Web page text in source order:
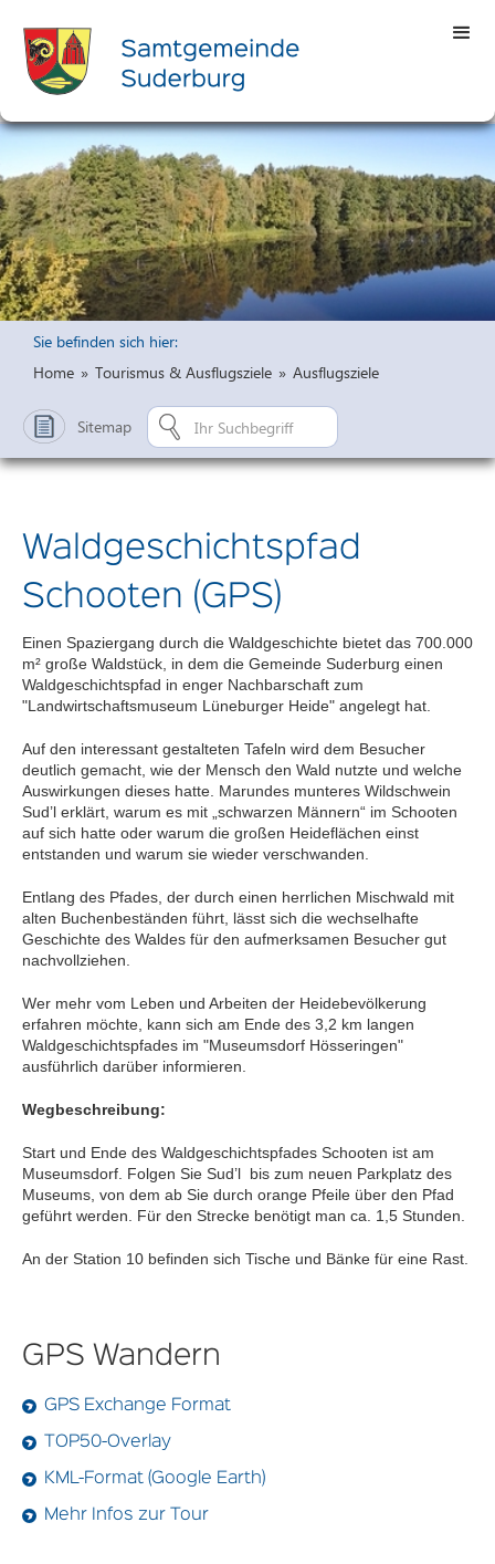
Sie befinden sich hier:
Home » Tourismus & Ausflugsziele » Ausflugsziele
Sitemap
Waldgeschichtspfad
Schooten (GPS)
Einen Spaziergang durch die Waldgeschichte bietet das 700.000
m² große Waldstück, in dem die Gemeinde Suderburg einen
Waldgeschichtspfad in enger Nachbarschaft zum
"Landwirtschaftsmuseum Lüneburger Heide" angelegt hat.
Auf den interessant gestalteten Tafeln wird dem Besucher
deutlich gemacht, wie der Mensch den Wald nutzte und welche
Auswirkungen dieses hatte. Marundes munteres Wildschwein
Sud’l erklärt, warum es mit „schwarzen Männern“ im Schooten
auf sich hatte oder warum die großen Heideflächen einst
entstanden und warum sie wieder verschwanden.
Entlang des Pfades, der durch einen herrlichen Mischwald mit
alten Buchenbeständen führt, lässt sich die wechselhafte
Geschichte des Waldes für den aufmerksamen Besucher gut
nachvollziehen.
Wer mehr vom Leben und Arbeiten der Heidebevölkerung
erfahren möchte, kann sich am Ende des 3,2 km langen
Waldgeschichtspfades im "Museumsdorf Hösseringen"
ausführlich darüber informieren.
Wegbeschreibung:
Start und Ende des Waldgeschichtspfades Schooten ist am
Museumsdorf. Folgen Sie Sud’l bis zum neuen Parkplatz des
Museums, von dem ab Sie durch orange Pfeile über den Pfad
geführt werden. Für den Strecke benötigt man ca. 1,5 Stunden.
An der Station 10 befinden sich Tische und Bänke für eine Rast.
GPS Wandern
GPS Exchange Format
TOP50-Overlay
KML-Format (Google Earth)
Mehr Infos zur Tour